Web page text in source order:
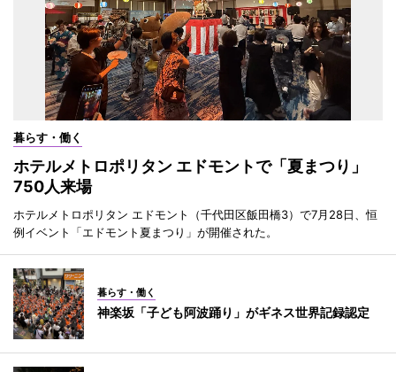
暮らす・働く
ホテルメトロポリタン エドモントで「夏まつり」
750人来場
ホテルメトロポリタン エドモント（千代田区飯田橋3）で7月28日、恒
例イベント「エドモント夏まつり」が開催された。
暮らす・働く
神楽坂「子ども阿波踊り」がギネス世界記録認定